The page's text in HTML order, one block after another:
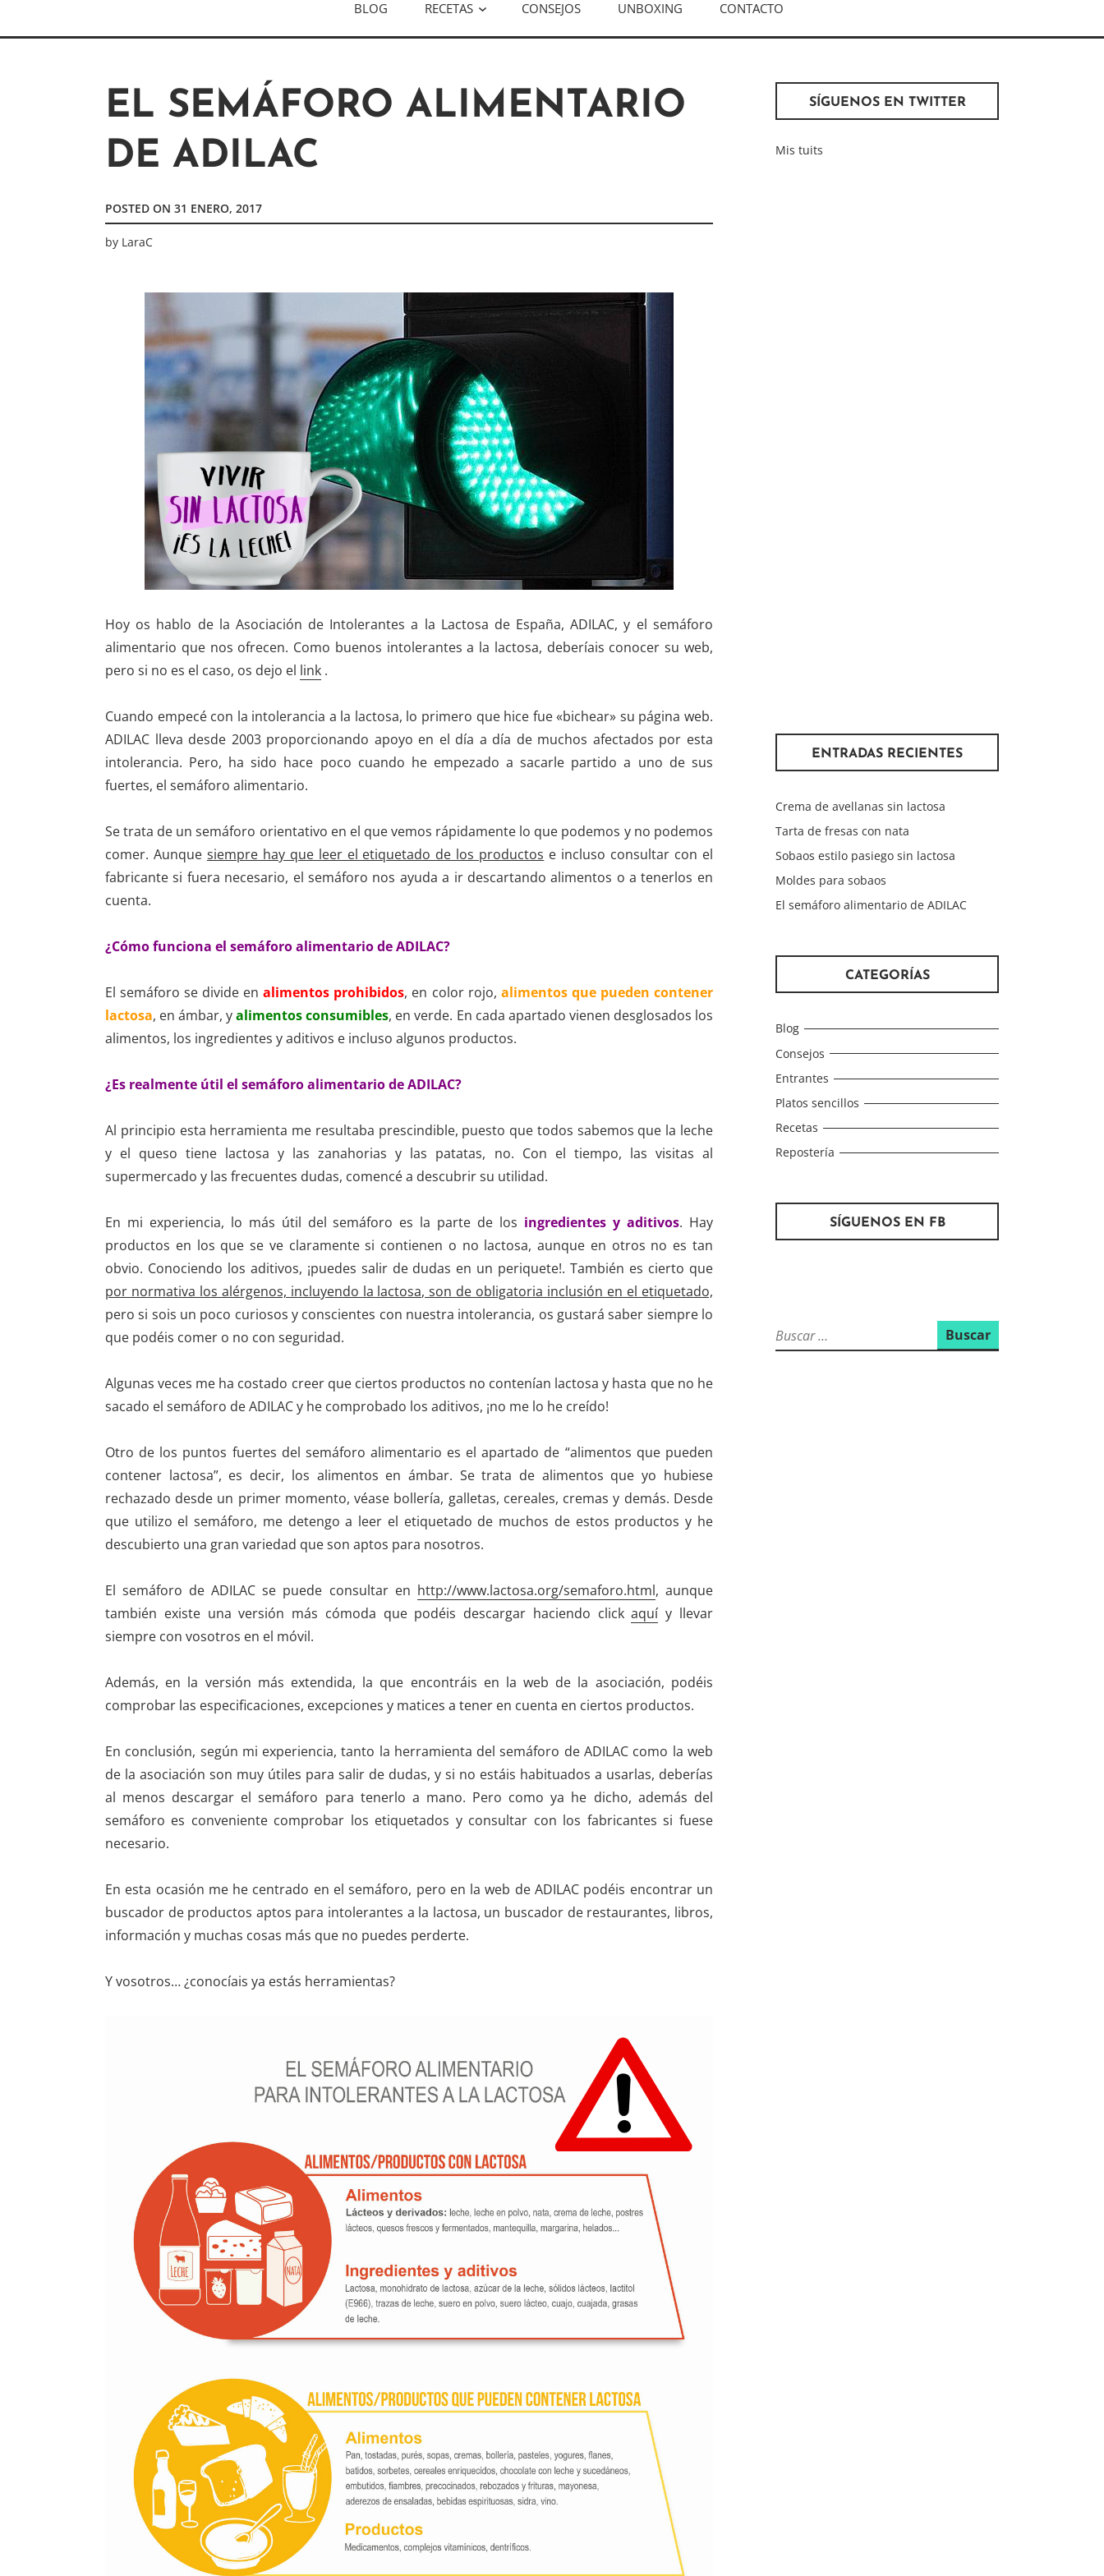
BLOG RECETAS CONSEJOS UNBOXING CONTACTO
EL SEMÁFORO ALIMENTARIO
DE ADILAC
POSTED ON 31 ENERO, 2017
by LaraC
Hoy os hablo de la Asociación de Intolerantes a la Lactosa de España, ADILAC, y el semáforo
alimentario que nos ofrecen. Como buenos intolerantes a la lactosa, deberíais conocer su web,
pero si no es el caso, os dejo el link .
Cuando empecé con la intolerancia a la lactosa, lo primero que hice fue «bichear» su página web.
ADILAC lleva desde 2003 proporcionando apoyo en el día a día de muchos afectados por esta
intolerancia. Pero, ha sido hace poco cuando he empezado a sacarle partido a uno de sus
fuertes, el semáforo alimentario.
Se trata de un semáforo orientativo en el que vemos rápidamente lo que podemos y no podemos
comer. Aunque siempre hay que leer el etiquetado de los productos e incluso consultar con el
fabricante si fuera necesario, el semáforo nos ayuda a ir descartando alimentos o a tenerlos en
cuenta.
¿Cómo funciona el semáforo alimentario de ADILAC?
El semáforo se divide enalimentos prohibidos, en color rojo, alimentos que pueden contener
lactosa, en ámbar, yalimentos consumibles, en verde. En cada apartado vienen desglosados los
alimentos, los ingredientes y aditivos e incluso algunos productos.
¿Es realmente útil el semáforo alimentario de ADILAC?
Al principio esta herramienta me resultaba prescindible, puesto que todos sabemos que la leche
y el queso tiene lactosa y las zanahorias y las patatas, no. Con el tiempo, las visitas al
supermercado y las frecuentes dudas, comencé a descubrir su utilidad.
En mi experiencia, lo más útil del semáforo es la parte de los ingredientes y aditivos. Hay
productos en los que se ve claramente si contienen o no lactosa, aunque en otros no es tan
obvio. Conociendo los aditivos, ¡puedes salir de dudas en un periquete!. También es cierto que
por normativa los alérgenos, incluyendo la lactosa, son de obligatoria inclusión en el etiquetado,
pero si sois un poco curiosos y conscientes con nuestra intolerancia, os gustará saber siempre lo
que podéis comer o no con seguridad.
Algunas veces me ha costado creer que ciertos productos no contenían lactosa y hasta que no he
sacado el semáforo de ADILAC y he comprobado los aditivos, ¡no me lo he creído!
Otro de los puntos fuertes del semáforo alimentario es el apartado de “alimentos que pueden
contener lactosa”, es decir, los alimentos en ámbar. Se trata de alimentos que yo hubiese
rechazado desde un primer momento, véase bollería, galletas, cereales, cremas y demás. Desde
que utilizo el semáforo, me detengo a leer el etiquetado de muchos de estos productos y he
descubierto una gran variedad que son aptos para nosotros.
El semáforo de ADILAC se puede consultar en http://www.lactosa.org/semaforo.html, aunque
también existe una versión más cómoda que podéis descargar haciendo clickaquíy llevar
siempre con vosotros en el móvil.
Además, en la versión más extendida, la que encontráis en la web de la asociación, podéis
comprobar las especificaciones, excepciones y matices a tener en cuenta en ciertos productos.
En conclusión, según mi experiencia, tanto la herramienta del semáforo de ADILAC como la web
de la asociación son muy útiles para salir de dudas, y si no estáis habituados a usarlas, deberías
al menos descargar el semáforo para tenerlo a mano. Pero como ya he dicho, además del
semáforo es conveniente comprobar los etiquetados y consultar con los fabricantes si fuese
necesario.
En esta ocasión me he centrado en el semáforo, pero en la web de ADILAC podéis encontrar un
buscador de productos aptos para intolerantes a la lactosa, un buscador de restaurantes, libros,
información y muchas cosas más que no puedes perderte.
Y vosotros… ¿conocíais ya estás herramientas?
SÍGUENOS EN TWITTER
Mis tuits
ENTRADAS RECIENTES
Crema de avellanas sin lactosa
Tarta de fresas con nata
Sobaos estilo pasiego sin lactosa
Moldes para sobaos
El semáforo alimentario de ADILAC
CATEGORÍAS
Blog
Consejos
Entrantes
Platos sencillos
Recetas
Repostería
SÍGUENOS EN FB
Buscar: